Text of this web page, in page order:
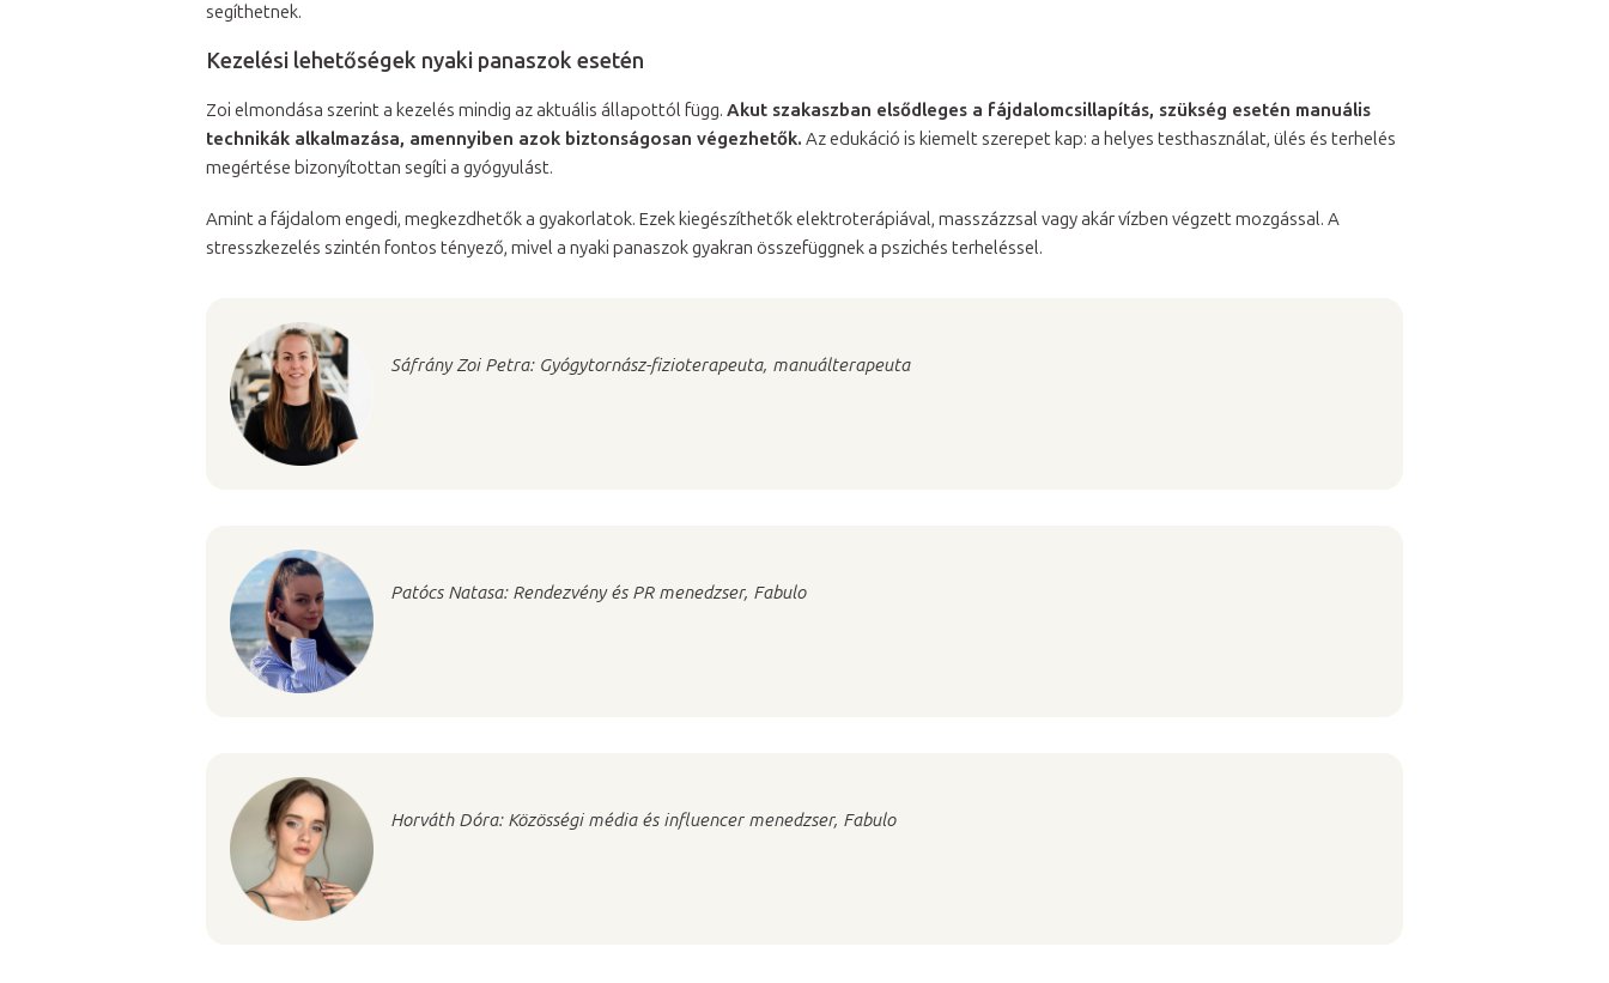
segíthetnek.
Kezelési lehetőségek nyaki panaszok esetén
Zoi elmondása szerint a kezelés mindig az aktuális állapottól függ. Akut szakaszban elsődleges a fájdalomcsillapítás, szükség esetén manuális
technikák alkalmazása, amennyiben azok biztonságosan végezhetők. Az edukáció is kiemelt szerepet kap: a helyes testhasználat, ülés és terhelés
megértése bizonyítottan segíti a gyógyulást.
Amint a fájdalom engedi, megkezdhetők a gyakorlatok. Ezek kiegészíthetők elektroterápiával, masszázzsal vagy akár vízben végzett mozgással. A
stresszkezelés szintén fontos tényező, mivel a nyaki panaszok gyakran összefüggnek a pszichés terheléssel.
Sáfrány Zoi Petra: Gyógytornász-fizioterapeuta, manuálterapeuta
Patócs Natasa: Rendezvény és PR menedzser, Fabulo
Horváth Dóra: Közösségi média és influencer menedzser, Fabulo